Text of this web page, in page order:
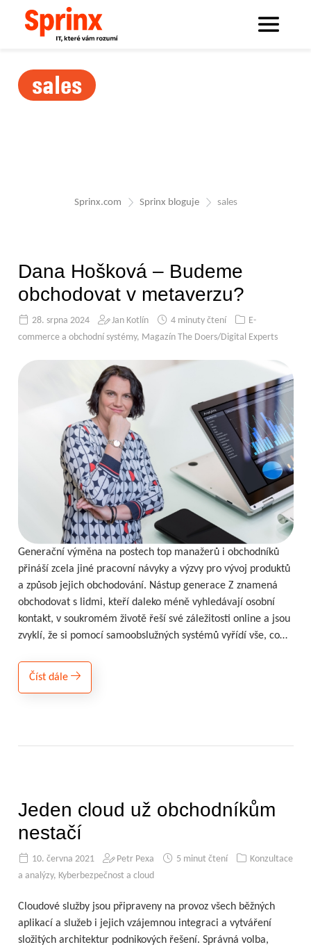
sales
Sprinx.com Sprinx bloguje sales
Dana Hošková – Budeme
obchodovat v metaverzu?
28. srpna 2024 Jan Kotlín 4 minuty čtení
E-
commerce a obchodní systémy, Magazín The Doers/Digital Experts
Generační výměna na postech top manažerů i obchodníků
přináší zcela jiné pracovní návyky a výzvy pro vývoj produktů
a způsob jejich obchodování. Nástup generace Z znamená
obchodovat s lidmi, kteří daleko méně vyhledávají osobní
kontakt, v soukromém životě řeší své záležitosti online a jsou
zvyklí, že si pomocí samoobslužných systémů vyřídí vše, co…
Číst dále
Jeden cloud už obchodníkům
nestačí
10. června 2021 Petr Pexa 5 minut čtení
Konzultace
a analýzy, Kyberbezpečnost a cloud
Cloudové služby jsou připraveny na provoz všech běžných
aplikací a služeb i jejich vzájemnou integraci a vytváření
složitých architektur podnikových řešení. Správná volba,